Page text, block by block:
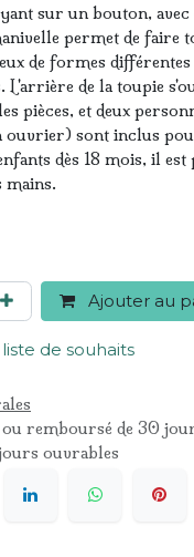
sur un bouton,
permet de faire
de formes
L'arrière de la toupie
pièces, et deux
ouvrier) sont inclus
dès 18 mois, il est
mains.
Ajouter au
de souhaits
ou remboursé de 30
ouvrables